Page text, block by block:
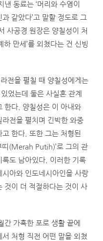
동료는 ‘머리와 수염이
같았다’고 말할 정도로 그
사공경 원장은 양칠성이 처
하 만세’를 외쳤다는 건 신빙
전을 펼칠 때 양칠성에게는
었는데 둘은 사실혼 관계
한다. 양칠성은 이 아내와
전을 펼치며 긴박한 와중
한다. 또한 그는 처형된
띠(Merah Putih)’로 그의 관
도 남아있다. 이러한 기록
아와 인도네시아인을 사랑
것이 더 적절하다는 것이 사
간 가혹한 포로 생활 끝에
처형 직전 어떤 말을 외쳤